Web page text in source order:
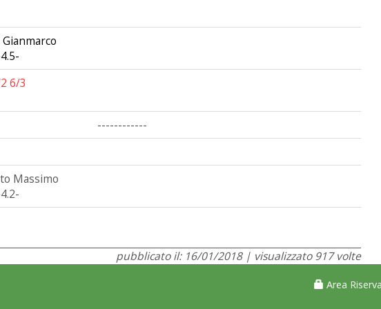
6/3
------------
Massimo
pubblicato il: 16/01/2018 | visualizzato 917 volte
Area